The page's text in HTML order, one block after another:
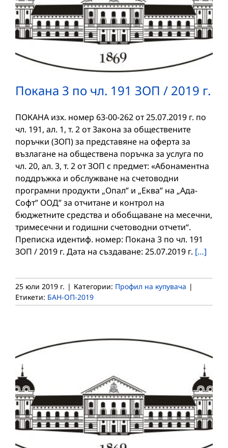
Покана 3 по чл. 191 ЗОП / 2019 г.
ПОКАНА изх. номер 63-00-262 от 25.07.2019 г. по
чл. 191, ал. 1, т. 2 от Закона за обществените
поръчки (ЗОП) за представяне на оферта за
възлагане на обществена поръчка за услуга по
чл. 20, ал. 3, т. 2 от ЗОП с предмет: «Абонаментна
поддръжка и обслужване на счетоводни
програмни продукти „Опал” и „Еква” на „Ада-
Софт” ООД” за отчитане и контрол на
бюджетните средства и обобщаване на месечни,
тримесечни и годишни счетоводни отчети“.
Преписка идентиф. номер: Покана 3 по чл. 191
ЗОП / 2019 г. Дата на създаване: 25.07.2019 г. […]
25 юли 2019 г. | Категории: Профил на купувача |
Етикети: БАН-ОП-2019